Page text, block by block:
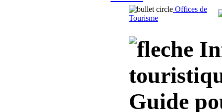
Offices de
Tourisme
Guide